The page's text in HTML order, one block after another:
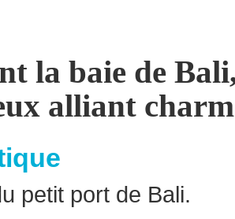
la baie de
alliant
petit port de Bali.